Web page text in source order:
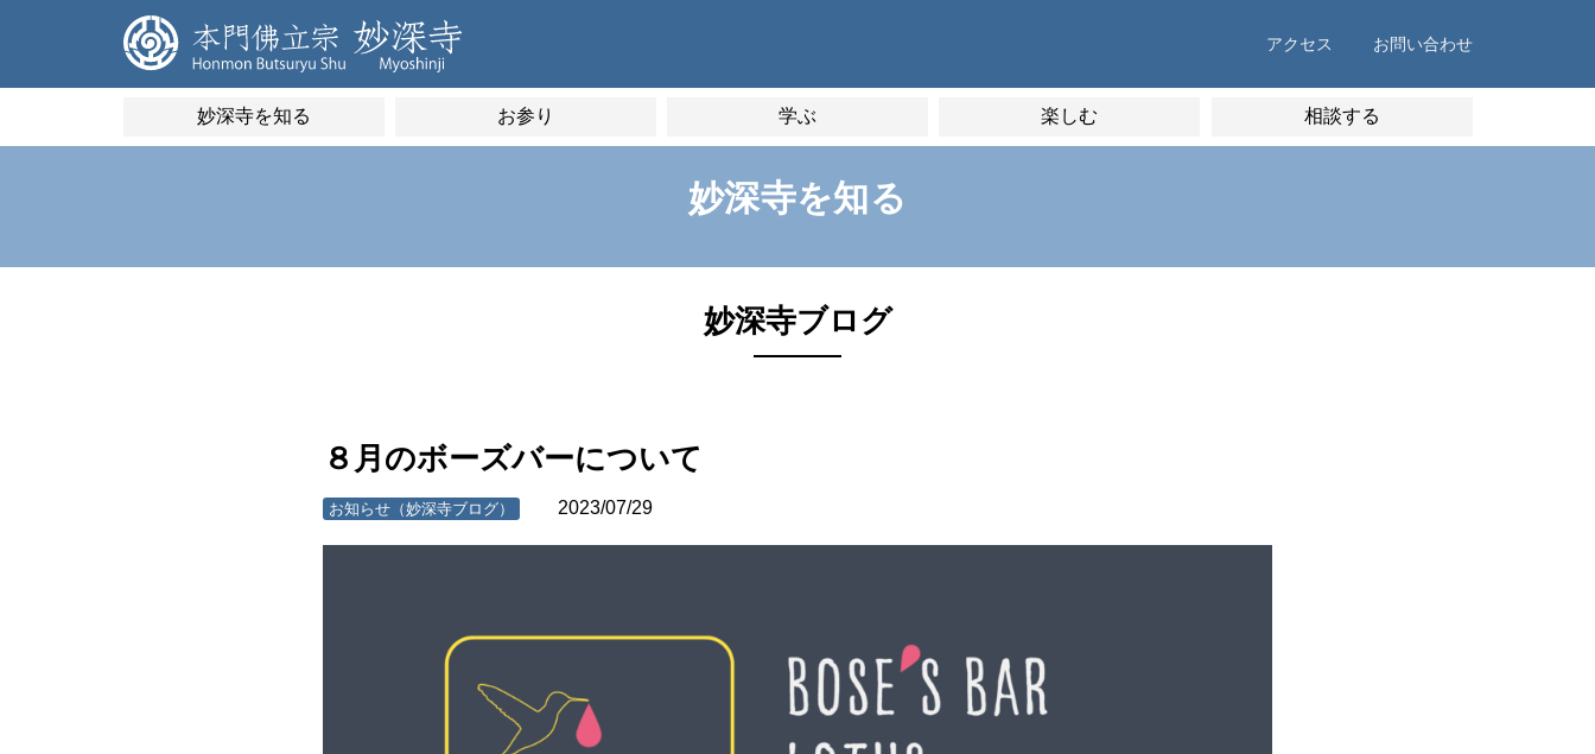
アクセス お問い合わせ
妙深寺を知る お参り 学ぶ 楽しむ 相談する
妙深寺を知る
妙深寺ブログ
８月のボーズバーについて
お知らせ（妙深寺ブログ） 2023/07/29